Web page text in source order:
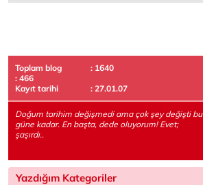
Toplam blog
: 1640
: 466
Kayıt tarihi
: 27.01.07
Doğum tarihim değişmedi ama çok şey değişti bu
güne kadar. En başta, dede oluyorum! Evet;
şaşırdı..
Yazdığım Kategoriler